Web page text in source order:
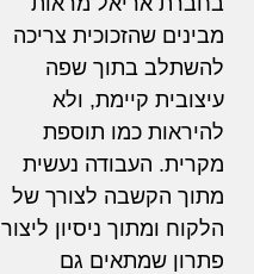
מבינים שהזכוכית צריכה
להשתלב בתוך שפה
עיצובית קיימת, ולא
להיראות כמו תוספת
מקרית. העבודה נעשית
מתוך הקשבה לצורך של
הלקוח ומתוך ניסיון ליצור
פתרון שמתאים גם